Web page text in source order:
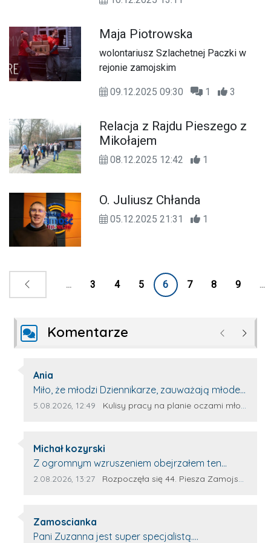
Maja Piotrowska
wolontariusz Szlachetnej Paczki w
rejonie zamojskim
09.12.2025 09:30 1 3
Relacja z Rajdu Pieszego z
Mikołajem
08.12.2025 12:42 1
O. Juliusz Chłanda
05.12.2025 21:31 1
... 3 4 5 6 7 8 9 ...
Komentarze Poprzednie
Autor komentarza:
Ania
Treść komentarza:
Miło, że młodzi Dziennikarze, zauważają młode
talenty, które dopiero wkraczają na rynek
który przeprowadzi Pan Artur.
Data dodania komentarza:
5.08.2026, 12:49 Źródło komentarza:
Kulisy pracy na planie oczami młodego filmowca
Autor komentarza:
Michał kozyrski
Treść komentarza:
Z ogromnym wzruszeniem obejrzałem ten
materiał. ❤️ Jestem naprawdę dumny z Ewy
wielkiego serca. Takie osoby pokazują, że
pielgrzymka nie jest tylko przejściem kilkuset
Data dodania komentarza:
2.08.2026, 13:27 Źródło komentarza:
Rozpoczęła się 44. Piesza Zamojsko-Lubaczowska Pielgrzymka na Jasną Górę!
Autor komentarza:
Zamoscianka
Treść komentarza:
Pani Zuzanna jest super specjalistą.